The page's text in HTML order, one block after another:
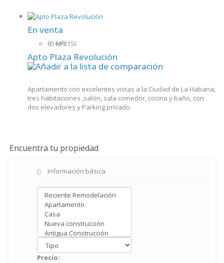
En venta
85 M²31SI
Apto Plaza Revolución
Apartamento con excelentes vistas a la Ciudad de La Habana,
tres habitaciones ,salón, sala comedor, cocina y baño, con
dos elevadores y Parking privado.
Encuentra tu propiedad
Información básica
Precio: